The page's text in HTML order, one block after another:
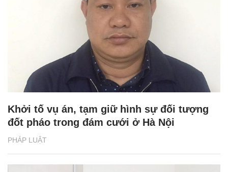
PHÁP LUẬT
Khởi tố vụ án, tạm giữ hình sự đối tượng
đốt pháo trong đám cưới ở Hà Nội